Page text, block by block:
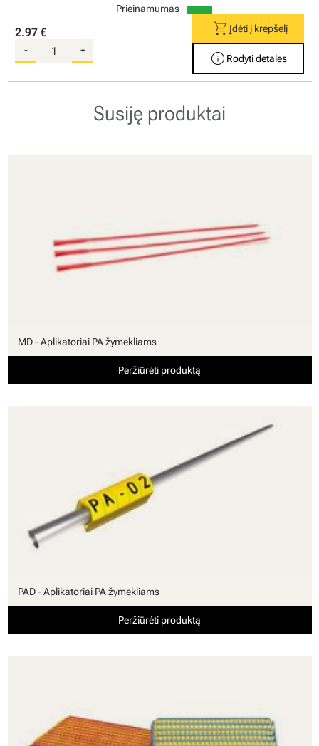
Prieinamumas
2.97 €
- +
shopping_cartĮdėti į krepšelį
info Rodyti detales
Susiję produktai
MD - Aplikatoriai PA žymekliams
Peržiūrėti produktą
PAD - Aplikatoriai PA žymekliams
Peržiūrėti produktą